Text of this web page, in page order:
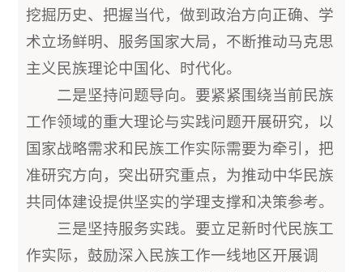
挖掘历史、把握当代，做到政治方向正确、学
术立场鲜明、服务国家大局，不断推动马克思
主义民族理论中国化、时代化。
二是坚持问题导向。要紧紧围绕当前民族
工作领域的重大理论与实践问题开展研究，以
国家战略需求和民族工作实际需要为牵引，把
准研究方向，突出研究重点，为推动中华民族
共同体建设提供坚实的学理支撑和决策参考。
三是坚持服务实践。要立足新时代民族工
作实际，鼓励深入民族工作一线地区开展调